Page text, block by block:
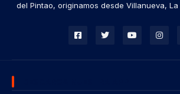
del Pintao, originamos desde Villanueva,